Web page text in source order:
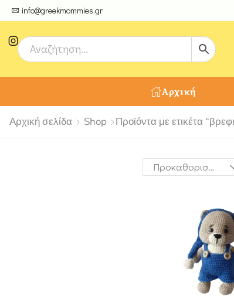
info@greekmommies.gr
μοναδικές δημιουργίες από τους Χειροτέχνες μας!
Αρχική
Αρχική σελίδα Shop Προϊόντα με ετικέτα